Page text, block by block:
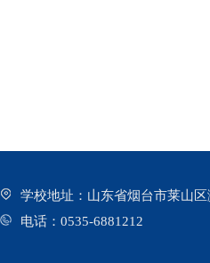
学校地址：山东省烟台市莱山
电话：0535-6881212